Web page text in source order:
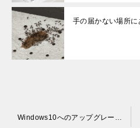
手の届かない場所
Windows10へのアップグレード || 伊那市